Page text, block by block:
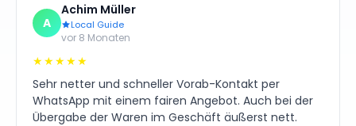
A
Achim Müller
Local Guide
vor 8 Monaten
★★★★★
Sehr netter und schneller Vorab-Kontakt per
WhatsApp mit einem fairen Angebot. Auch bei der
Übergabe der Waren im Geschäft äußerst nett.